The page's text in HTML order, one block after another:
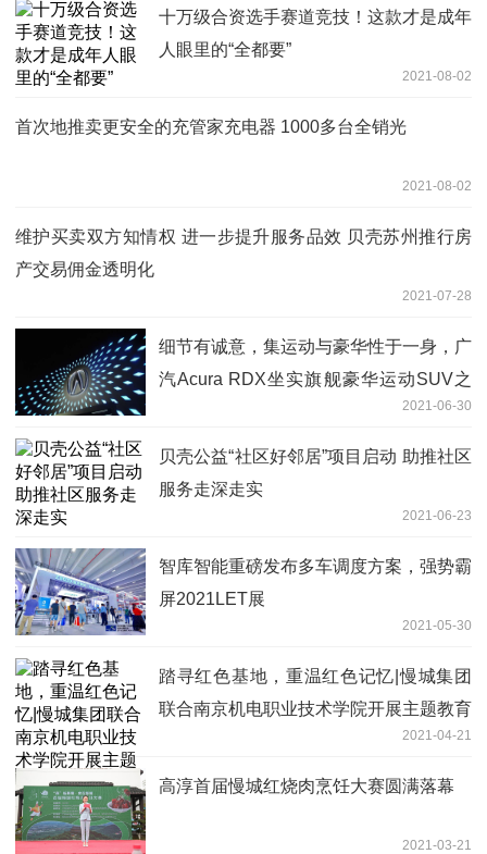
十万级合资选手赛道竞技！这款才是成年
人眼里的“全都要”
2021-08-02
首次地推卖更安全的充管家充电器 1000多台全销光
2021-08-02
维护买卖双方知情权 进一步提升服务品效 贝壳苏州推行房
产交易佣金透明化
2021-07-28
细节有诚意，集运动与豪华性于一身，广
汽Acura RDX坐实旗舰豪华运动SUV之
2021-06-30
贝壳公益“社区好邻居”项目启动 助推社区
服务走深走实
2021-06-23
智库智能重磅发布多车调度方案，强势霸
屏2021LET展
2021-05-30
踏寻红色基地，重温红色记忆|慢城集团
联合南京机电职业技术学院开展主题教育
2021-04-21
高淳首届慢城红烧肉烹饪大赛圆满落幕
2021-03-21